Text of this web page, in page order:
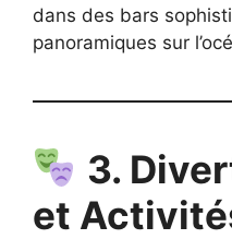
dans des bars
panoramiques sur
3.
et